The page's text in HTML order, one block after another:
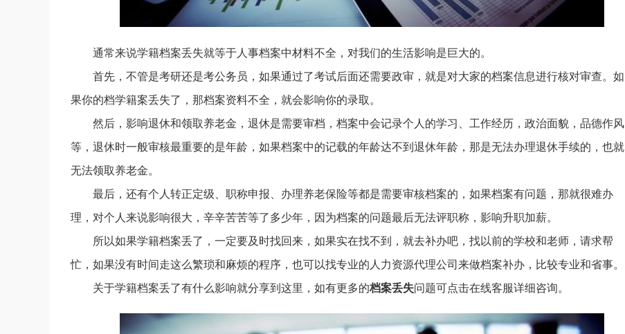
通常来说学籍档案丢失就等于人事档案中材料不全，对我们的生活影响是巨大的。
首先，不管是考研还是考公务员，如果通过了考试后面还需要政审，就是对大家的档案信息进行核对审查。如
果你的档学籍案丢失了，那档案资料不全，就会影响你的录取。
然后，影响退休和领取养老金，退休是需要审档，档案中会记录个人的学习、工作经历，政治面貌，品德作风
等，退休时一般审核最重要的是年龄，如果档案中的记载的年龄达不到退休年龄，那是无法办理退休手续的，也就
无法领取养老金。
最后，还有个人转正定级、职称申报、办理养老保险等都是需要审核档案的，如果档案有问题，那就很难办
理，对个人来说影响很大，辛辛苦苦等了多少年，因为档案的问题最后无法评职称，影响升职加薪。
所以如果学籍档案丢了，一定要及时找回来，如果实在找不到，就去补办吧，找以前的学校和老师，请求帮
忙，如果没有时间走这么繁琐和麻烦的程序，也可以找专业的人力资源代理公司来做档案补办，比较专业和省事。
关于学籍档案丢了有什么影响就分享到这里，如有更多的档案丢失问题可点击在线客服详细咨询。